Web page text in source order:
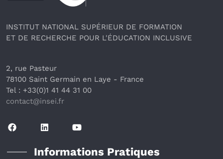
INSTITUT NATIONAL SUPÉRIEUR DE FORMATION
ET DE RECHERCHE POUR L'ÉDUCATION INCLUSIVE
2, rue Pasteur
78100 Saint Germain en Laye - France
Tel : +33(0)1 41 44 31 00
contact@insei.fr
Informations Pratiques